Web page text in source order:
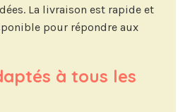
La livraison est rapide et
pour répondre aux
à tous les